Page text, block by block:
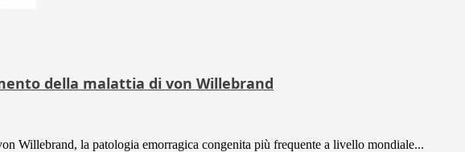
della malattia di von Willebrand
Willebrand, la patologia emorragica congenita più frequente a livello mondiale...